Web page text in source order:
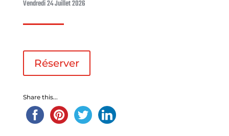
Vendredi 24 Juillet 2026
Réserver
Share this...